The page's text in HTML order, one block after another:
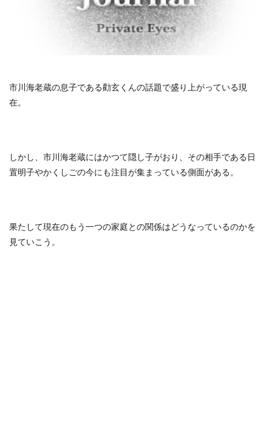
市川海老蔵の息子である勸玄くんの話題で盛り上がっている現
在。
しかし、市川海老蔵にはかつて隠し子がおり、その相手である日
置明子やかくしごの今にも注目が集まっている側面がある。
果たして現在のもう一つの家庭との関係はどうなっているのかを
見ていこう。